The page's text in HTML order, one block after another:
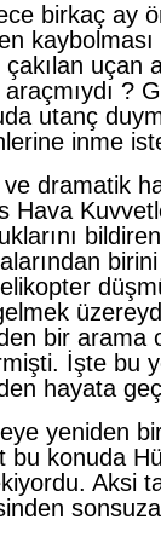
birkaç ay
çakılan uçan
araçmıydı ?
utanç
inme
ve dramatik
Hava
bir arama
İşte bu
hayata
yeniden
bu konuda
Aksi